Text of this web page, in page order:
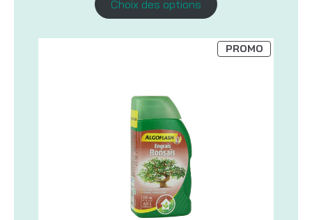
369,00$
à
Choix des options
PROMOPRODUIT
EN